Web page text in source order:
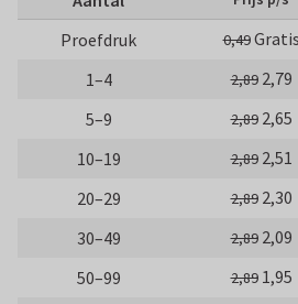
Proefdruk 0,49Gratis
1–4
2,89 2,79
5–9
2,89 2,65
10–19
2,89 2,51
20–29
2,89 2,30
30–49
2,89 2,09
50–99
2,89 1,95